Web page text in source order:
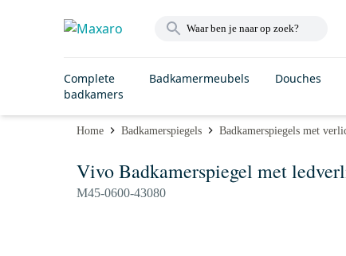
Complete
badkamers
Badkamermeubels Douches
Home Badkamerspiegels Badkamerspiegels met
Vivo Badkamerspiegel met
M45-0600-43080